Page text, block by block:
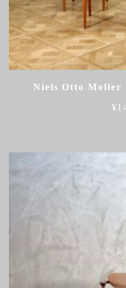
Niels Otto Moller
¥